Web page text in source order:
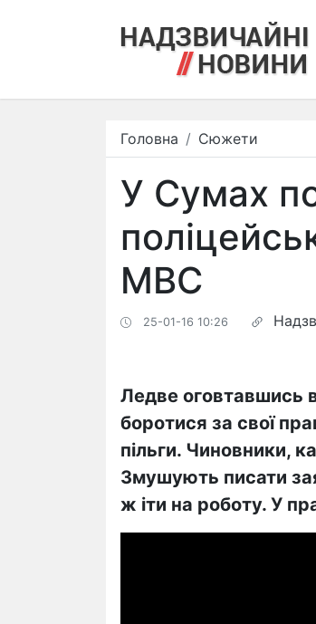
Головна Сюжети
У Сумах
МВС
25-01-16 10:26
Ледве оговтавшись
боротися за свої
пільги. Чиновники,
Змушують писати
ж іти на роботу. У